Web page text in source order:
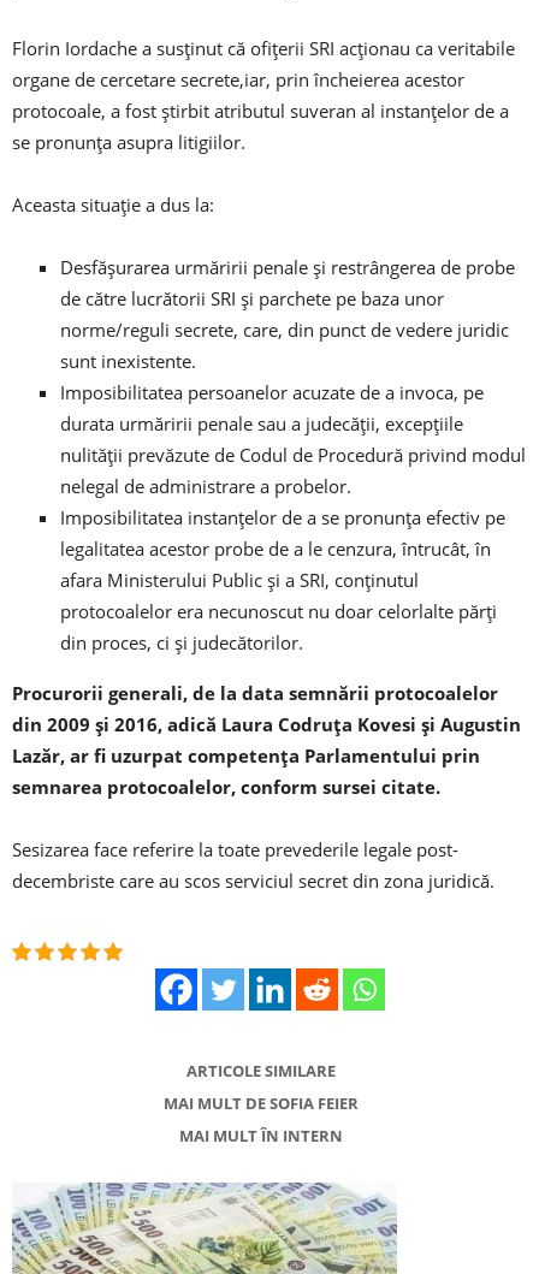
Florin Iordache a susţinut că ofiţerii SRI acţionau ca veritabile
organe de cercetare secrete,iar, prin încheierea acestor
protocoale, a fost ştirbit atributul suveran al instanţelor de a
se pronunţa asupra litigiilor.
Aceasta situaţie a dus la:
Desfăşurarea urmăririi penale şi restrângerea de probe
de către lucrătorii SRI şi parchete pe baza unor
norme/reguli secrete, care, din punct de vedere juridic
sunt inexistente.
Imposibilitatea persoanelor acuzate de a invoca, pe
durata urmăririi penale sau a judecăţii, excepţiile
nulităţii prevăzute de Codul de Procedură privind modul
nelegal de administrare a probelor.
Imposibilitatea instanţelor de a se pronunţa efectiv pe
legalitatea acestor probe de a le cenzura, întrucât, în
afara Ministerului Public şi a SRI, conţinutul
protocoalelor era necunoscut nu doar celorlalte părţi
din proces, ci şi judecătorilor.
Procurorii generali, de la data semnării protocoalelor
din 2009 şi 2016, adică Laura Codruţa Kovesi şi Augustin
Lazăr, ar fi uzurpat competenţa Parlamentului prin
semnarea protocoalelor, conform sursei citate.
Sesizarea face referire la toate prevederile legale post-
decembriste care au scos serviciul secret din zona juridică.
ARTICOLE SIMILARE
MAI MULT DE SOFIA FEIER
MAI MULT ÎN INTERN